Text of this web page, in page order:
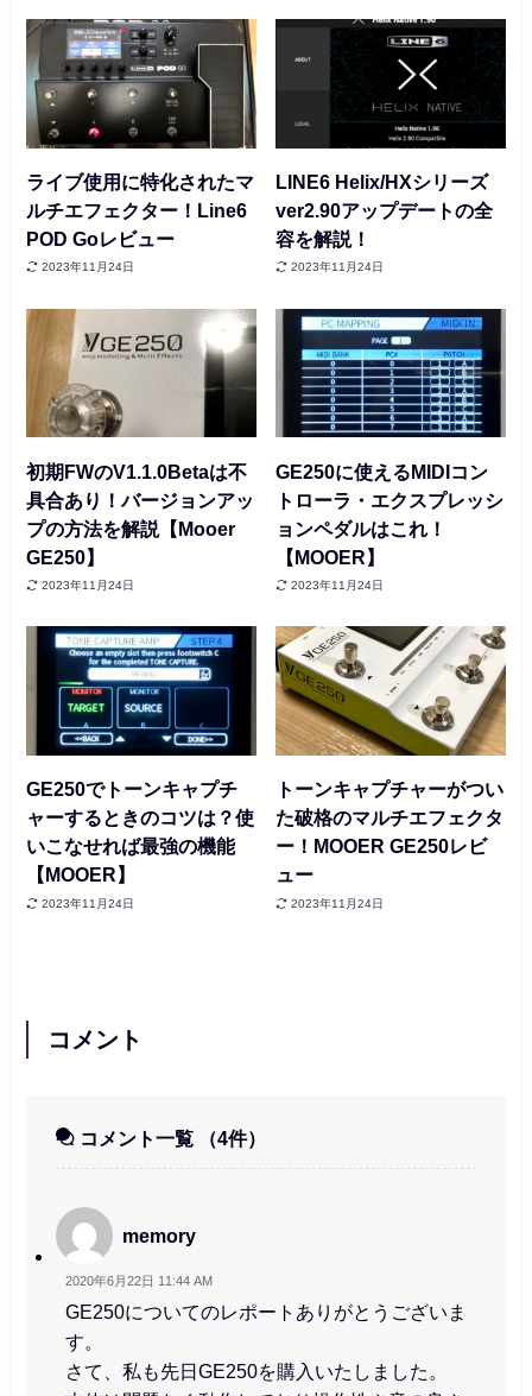
ライブ使用に特化されたマ
ルチエフェクター！Line6
POD Goレビュー
2023年11月24日
LINE6 Helix/HXシリーズ
ver2.90アップデートの全
容を解説！
2023年11月24日
初期FWのV1.1.0Betaは不
具合あり！バージョンアッ
プの方法を解説【Mooer
GE250】
2023年11月24日
GE250に使えるMIDIコン
トローラ・エクスプレッシ
ョンペダルはこれ！
【MOOER】
2023年11月24日
GE250でトーンキャプチ
ャーするときのコツは？使
いこなせれば最強の機能
【MOOER】
2023年11月24日
トーンキャプチャーがつい
た破格のマルチエフェクタ
ー！MOOER GE250レビ
ュー
2023年11月24日
コメント
コメント一覧 （4件）
memory
2020年6月22日 11:44 AM
GE250についてのレポートありがとうございま
す。
さて、私も先日GE250を購入いたしました。